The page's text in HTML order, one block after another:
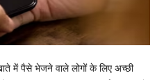
में पैसे भेजने वाले लोगों के लिए अच्छी